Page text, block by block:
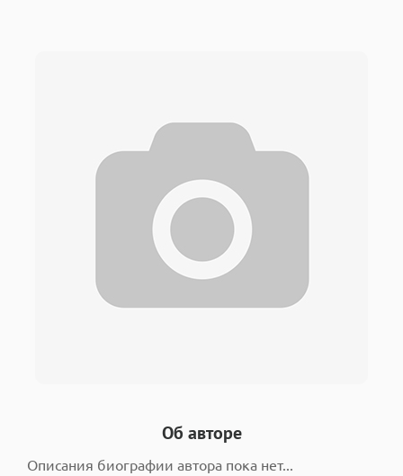
Об авторе
Описания биографии автора пока нет...